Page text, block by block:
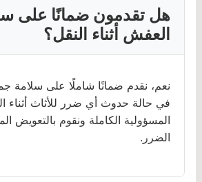
هل تقدمون ضمانًا على
العفش أثناء النقل؟
نعم، نقدم ضمانًا شاملًا على سلامة
في حالة حدوث أي ضرر للأثاث أثناء
المسؤولية الكاملة ونقوم بالتعويض
الضرر.